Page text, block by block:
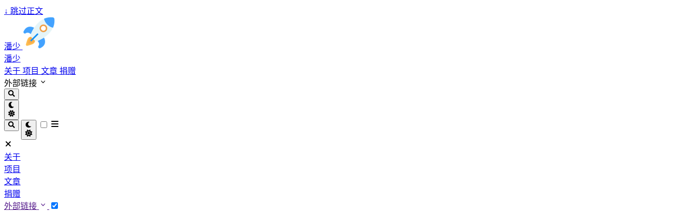
↓ 跳过正文
潘少
潘少
关于 项目 文章 捐赠
外部链接
关于
项目
文章
捐赠
外部链接